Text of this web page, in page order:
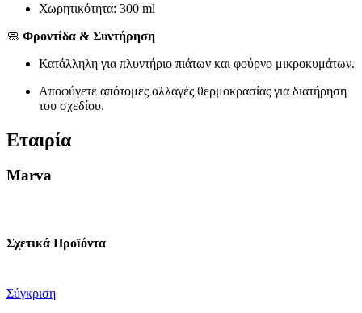
Χωρητικότητα: 300 ml
🧼 Φροντίδα & Συντήρηση
Κατάλληλη για πλυντήριο πιάτων και φούρνο μικροκυμάτων.
Αποφύγετε απότομες αλλαγές θερμοκρασίας για διατήρηση
του σχεδίου.
Εταιρία
Marva
Σχετικά Προϊόντα
Σύγκριση